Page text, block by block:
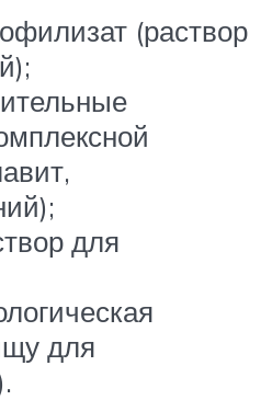
(раствор
для
для